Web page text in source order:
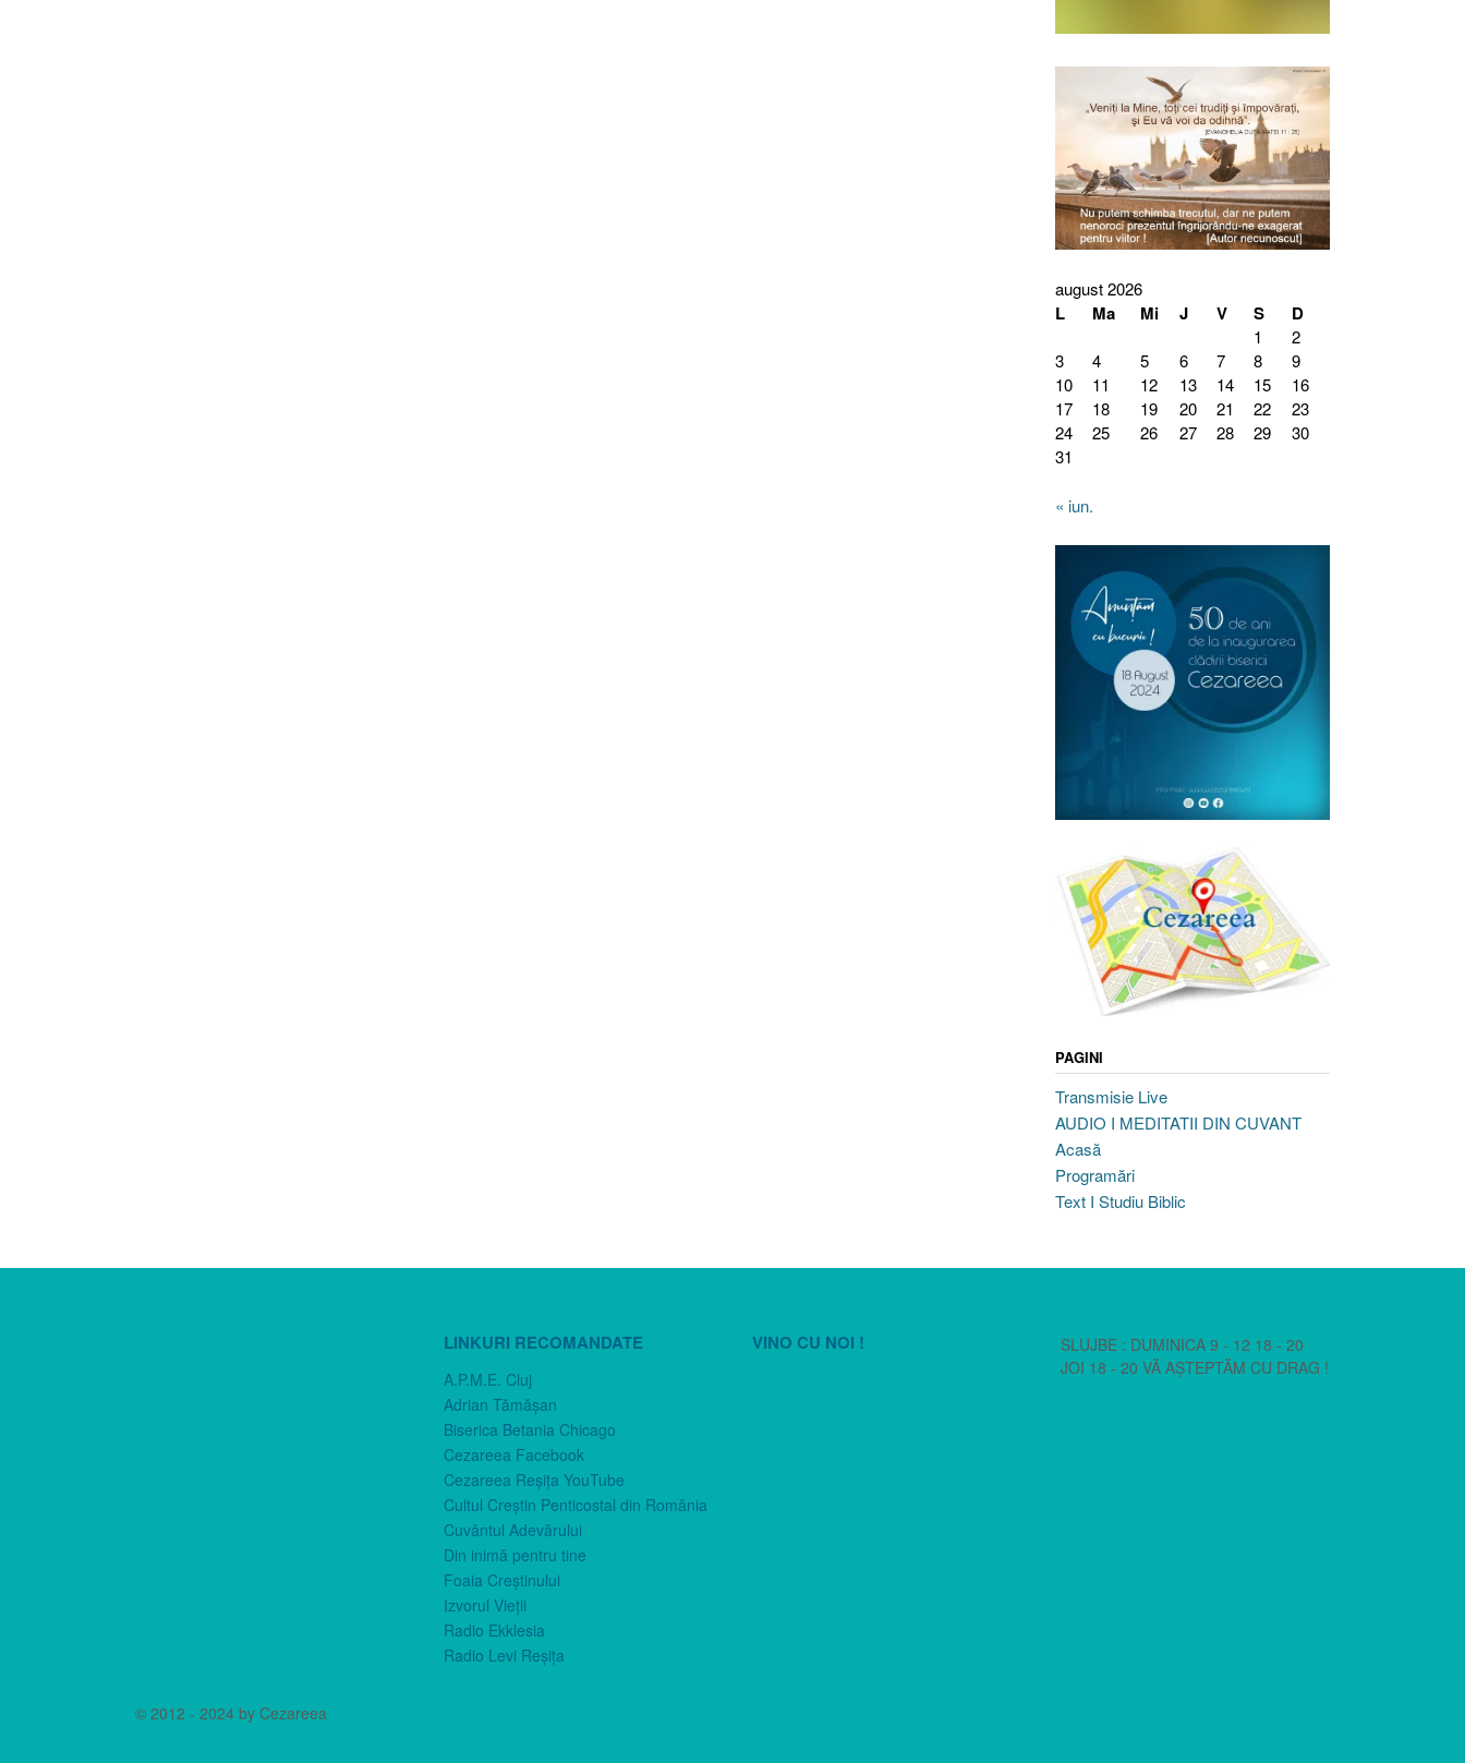
august 2026
L Ma Mi J V S D
1
2
3
4 5 6 7 8
9
10
11 12 13 14 15
16
17
18 19 20 21 22
23
24
25 26 27 28 29
30
31
« iun.
PAGINI
Transmisie Live
AUDIO I MEDITATII DIN CUVANT
Acasă
Programări
Text I Studiu Biblic
LINKURI RECOMANDATE
A.P.M.E. Cluj
Adrian Tămăşan
Biserica Betania Chicago
Cezareea Facebook
Cezareea Reşiţa YouTube
Cultul Creştin Penticostal din România
Cuvântul Adevărului
Din inimă pentru tine
Foaia Creştinului
Izvorul Vieţii
Radio Ekklesia
Radio Levi Reşiţa
VINO CU NOI !
SLUJBE : DUMINICA 9 - 12 18 - 20
JOI 18 - 20 VĂ AȘTEPTĂM CU DRAG !
© 2012 - 2024 by Cezareea